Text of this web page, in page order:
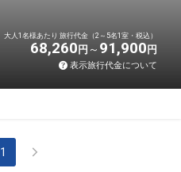
大人1名様あたり 旅行代金（2～5名1室・税込）
68,260 円 91,900 円
表示旅行代金について
1